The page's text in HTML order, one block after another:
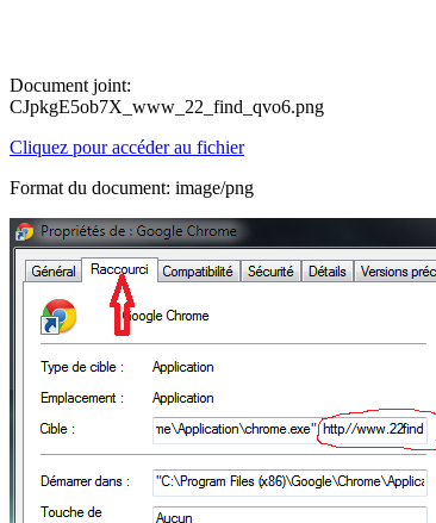
Document joint:
CJpkgE5ob7X_www_22_find_qvo6.png
Cliquez pour accéder au fichier
Format du document: image/png